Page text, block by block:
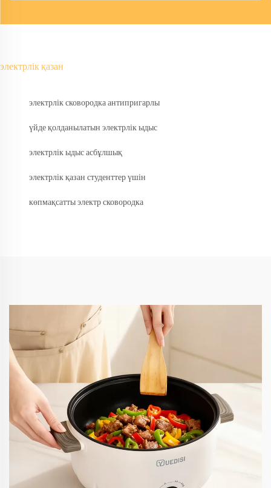
электрлік қазан
электрлік сковородка антипригарлы
үйде қолданылатын электрлік ыдыс
электрлік ыдыс асбұлшық
электрлік қазан студенттер үшін
көпмақсатты электр сковородка